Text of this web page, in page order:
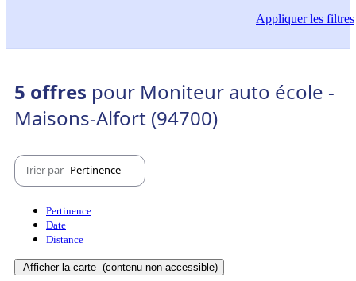
Appliquerles filtres
5 offres pour Moniteur auto école -
Maisons-Alfort (94700)
Trier par Pertinence
Pertinence
Date
Distance
Afficher la carte (contenu non-accessible)